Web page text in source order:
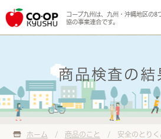
コープ九州は、九州・沖縄地区の8
協の事業連合です。
商品検査の結
ホーム / 商品のこと / 安全のとり